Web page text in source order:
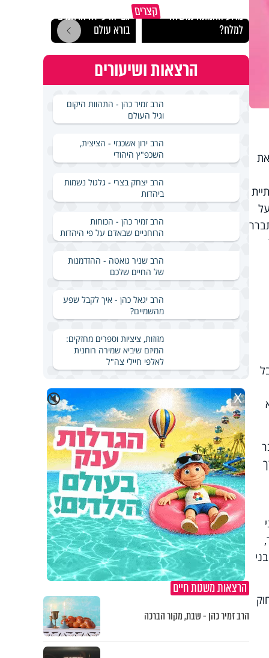
קצרים
מדוע האמונה נמשלה
למלח?
גם ׳הרע׳ זה הרחמים של
בורא עולם
הרצאות ושיעורים
הרב זמיר כהן - התהוות היקום
וגיל העולם
הרב ירון אשכנזי - הציצית,
השכפ"ץ היהודי
הרב יצחק בצרי - גלגול נשמות
ביהדות
הרב זמיר כהן - הכוחות
הרוחניים שבאדם על פי היהדות
הרב שניר גואטה - ההזדמנות
של החיים שלכם
הרב יגאל כהן - איך לקבל שפע
מהשמיים?
מזוזות, ציציות וספרים מחזקים:
המיזם שיביא שמירה רוחנית
לאלפי חיילי צה"ל
🔇 X
הרצאות משנות חיים
הרב זמיר כהן - שבת, מקור הברכה